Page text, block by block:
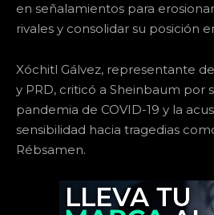
en señalamientos para
rivales y consolidar su posición
Xóchitl Gálvez, representante
y PRD, criticó a Sheinbaum por
pandemia de COVID-19 y la
sensibilidad hacia tragedias
Rébsamen.